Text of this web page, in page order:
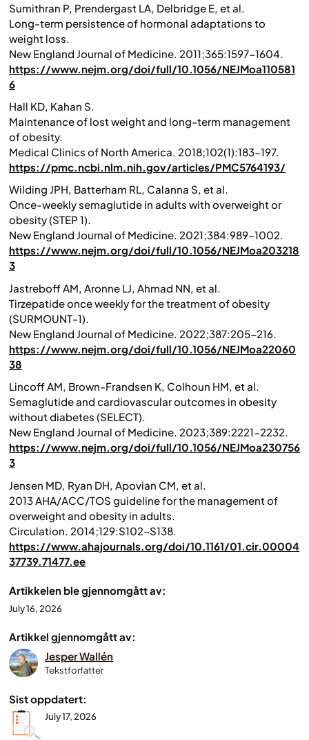
Sumithran P, Prendergast LA, Delbridge E, et al.
Long-term persistence of hormonal adaptations to
weight loss.
New England Journal of Medicine. 2011;365:1597-1604.
https://www.nejm.org/doi/full/10.1056/NEJMoa110581
6
Hall KD, Kahan S.
Maintenance of lost weight and long-term management
of obesity.
Medical Clinics of North America. 2018;102(1):183-197.
https://pmc.ncbi.nlm.nih.gov/articles/PMC5764193/
Wilding JPH, Batterham RL, Calanna S, et al.
Once-weekly semaglutide in adults with overweight or
obesity (STEP 1).
New England Journal of Medicine. 2021;384:989-1002.
https://www.nejm.org/doi/full/10.1056/NEJMoa203218
3
Jastreboff AM, Aronne LJ, Ahmad NN, et al.
Tirzepatide once weekly for the treatment of obesity
(SURMOUNT-1).
New England Journal of Medicine. 2022;387:205-216.
https://www.nejm.org/doi/full/10.1056/NEJMoa22060
38
Lincoff AM, Brown-Frandsen K, Colhoun HM, et al.
Semaglutide and cardiovascular outcomes in obesity
without diabetes (SELECT).
New England Journal of Medicine. 2023;389:2221-2232.
https://www.nejm.org/doi/full/10.1056/NEJMoa230756
3
Jensen MD, Ryan DH, Apovian CM, et al.
2013 AHA/ACC/TOS guideline for the management of
overweight and obesity in adults.
Circulation. 2014;129:S102-S138.
https://www.ahajournals.org/doi/10.1161/01.cir.00004
37739.71477.ee
Artikkelen ble gjennomgått av:
July 16, 2026
Artikkel gjennomgått av:
Jesper Wallén
Tekstforfatter
Sist oppdatert:
July 17, 2026